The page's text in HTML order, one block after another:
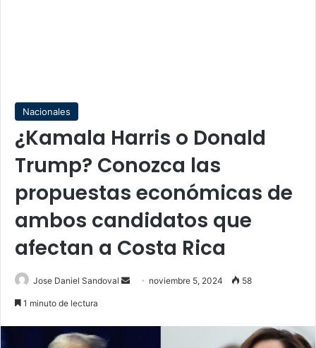
Nacionales
¿Kamala Harris o Donald
Trump? Conozca las
propuestas económicas de
ambos candidatos que
afectan a Costa Rica
Jose Daniel Sandoval
Send noviembre 5, 2024 58
1 minuto de lectura